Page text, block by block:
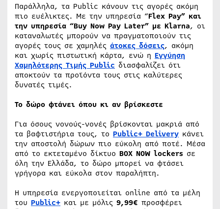
Παράλληλα, τα Public κάνουν τις αγορές ακόμη
πιο ευέλικτες. Με την υπηρεσία “Flex Pay” και
την υπηρεσία “Βuy Now Pay Later” με Klarna, οι
καταναλωτές μπορούν να πραγματοποιούν τις
αγορές τους σε χαμηλές άτοκες δόσεις, ακόμη
και χωρίς πιστωτική κάρτα, ενώ η Εγγύηση
Χαμηλότερης Τιμής Public διασφαλίζει ότι
αποκτούν τα προϊόντα τους στις καλύτερες
δυνατές τιμές.
Το δώρο φτάνει όπου κι αν βρίσκεστε
Για όσους νονούς-νονές βρίσκονται μακριά από
τα βαφτιστήρια τους, το Public+ Delivery κάνει
την αποστολή δώρων πιο εύκολη από ποτέ. Μέσα
από το εκτεταμένο δίκτυο BOX NOW lockers σε
όλη την Ελλάδα, το δώρο μπορεί να φτάσει
γρήγορα και εύκολα στον παραλήπτη.
Η υπηρεσία ενεργοποιείται online από τα μέλη
του Public+ και με μόλις 9,99€ προσφέρει